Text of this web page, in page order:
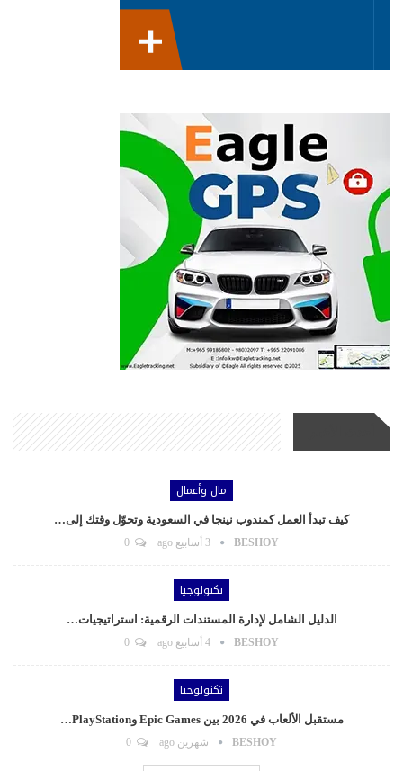
مال وأعمال
كيف تبدأ العمل كمندوب نينجا في السعودية وتحوّل وقتك إلى…
BESHOY 3 أسابيع ago
تكنولوجيا
الدليل الشامل لإدارة المستندات الرقمية: استراتيجيات…
BESHOY 4 أسابيع ago
تكنولوجيا
مستقبل الألعاب في 2026 بين Epic Games وPlayStation…
BESHOY شهرين ago